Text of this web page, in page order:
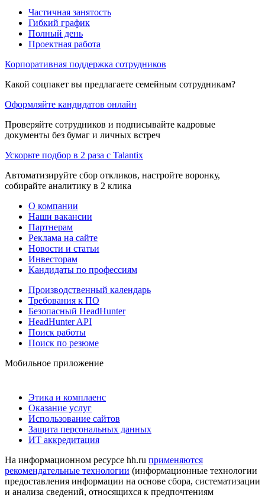
Частичная занятость
Гибкий график
Полный день
Проектная работа
Корпоративная поддержка сотрудников
Какой соцпакет вы предлагаете семейным сотрудникам?
Оформляйте кандидатов онлайн
Проверяйте сотрудников и подписывайте кадровые
документы без бумаг и личных встреч
Ускорьте подбор в 2 раза с Talantix
Автоматизируйте сбор откликов, настройте воронку,
собирайте аналитику в 2 клика
О компании
Наши вакансии
Партнерам
Реклама на сайте
Новости и статьи
Инвесторам
Кандидаты по профессиям
Производственный календарь
Требования к ПО
Безопасный HeadHunter
HeadHunter API
Поиск работы
Поиск по резюме
Мобильное приложение
Этика и комплаенс
Оказание услуг
Использование сайтов
Защита персональных данных
ИТ аккредитация
На информационном ресурсе hh.ru применяются
рекомендательные технологии (информационные технологии
предоставления информации на основе сбора, систематизации
и анализа сведений, относящихся к предпочтениям